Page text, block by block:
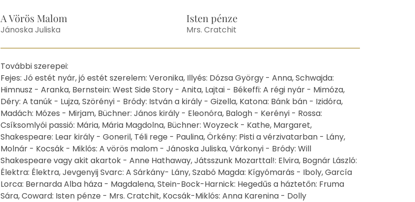
A Vörös Malom
Jánoska Juliska
Isten pénze
Mrs. Cratchit
Egyéb
További szerepei:
Fejes: Jó estét nyár, jó estét szerelem: Veronika, Illyés: Dózsa György - Anna, Schwajda:
Himnusz - Aranka, Bernstein: West Side Story - Anita, Lajtai - Békeffi: A régi nyár - Mimóza,
Déry: A tanúk - Lujza, Szörényi - Bródy: István a király - Gizella, Katona: Bánk bán - Izidóra,
Madách: Mózes - Mirjam, Büchner: János király - Eleonóra, Balogh - Kerényi - Rossa:
Csíksomlyói passió: Mária, Mária Magdolna, Büchner: Woyzeck - Kathe, Margaret,
Shakespeare: Lear király - Goneril, Téli rege - Paulina, Örkény: Pisti a vérzivatarban - Lány,
Molnár - Kocsák - Miklós: A vörös malom - Jánoska Juliska, Várkonyi - Bródy: Will
Shakespeare vagy akit akartok - Anne Hathaway, Játsszunk Mozarttal!: Elvira, Bognár László:
Élektra: Élektra, Jevgenyij Svarc: A Sárkány- Lány, Szabó Magda: Kígyómarás - Iboly, García
Lorca: Bernarda Alba háza - Magdalena, Stein-Bock-Harnick: Hegedűs a háztetőn: Fruma
Sára, Coward: Isten pénze - Mrs. Cratchit, Kocsák-Miklós: Anna Karenina - Dolly